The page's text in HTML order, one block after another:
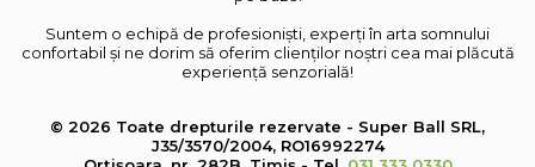
Suntem o echipă de profesioniști, experți în arta somnului
confortabil și ne dorim să oferim clienților noștri cea mai plăcută
experiență senzorială!
© 2026 Toate drepturile rezervate - Super Ball SRL,
J35/3570/2004, RO16992274